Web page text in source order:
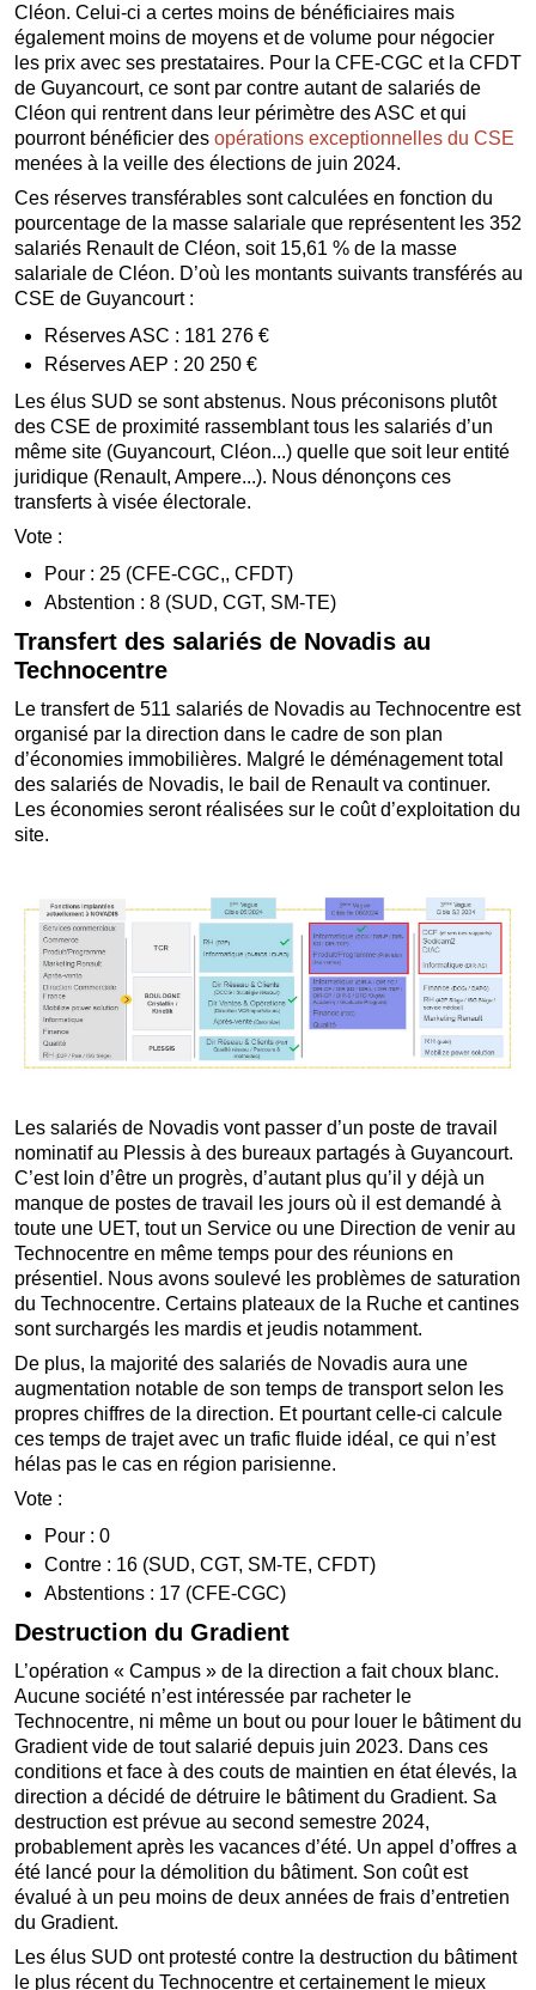
Cléon. Celui-ci a certes moins de bénéficiaires mais
également moins de moyens et de volume pour négocier
les prix avec ses prestataires. Pour la CFE-CGC et la CFDT
de Guyancourt, ce sont par contre autant de salariés de
Cléon qui rentrent dans leur périmètre des ASC et qui
pourront bénéficier des opérations exceptionnelles du CSE
menées à la veille des élections de juin 2024.
Ces réserves transférables sont calculées en fonction du
pourcentage de la masse salariale que représentent les 352
salariés Renault de Cléon, soit 15,61 % de la masse
salariale de Cléon. D’où les montants suivants transférés au
CSE de Guyancourt :
Réserves ASC : 181 276 €
Réserves AEP : 20 250 €
Les élus SUD se sont abstenus. Nous préconisons plutôt
des CSE de proximité rassemblant tous les salariés d’un
même site (Guyancourt, Cléon...) quelle que soit leur entité
juridique (Renault, Ampere...). Nous dénonçons ces
transferts à visée électorale.
Vote :
Pour : 25 (CFE-CGC,, CFDT)
Abstention : 8 (SUD, CGT, SM-TE)
Transfert des salariés de Novadis au
Technocentre
Le transfert de 511 salariés de Novadis au Technocentre est
organisé par la direction dans le cadre de son plan
d’économies immobilières. Malgré le déménagement total
des salariés de Novadis, le bail de Renault va continuer.
Les économies seront réalisées sur le coût d’exploitation du
site.
Les salariés de Novadis vont passer d’un poste de travail
nominatif au Plessis à des bureaux partagés à Guyancourt.
C’est loin d’être un progrès, d’autant plus qu’il y déjà un
manque de postes de travail les jours où il est demandé à
toute une UET, tout un Service ou une Direction de venir au
Technocentre en même temps pour des réunions en
présentiel. Nous avons soulevé les problèmes de saturation
du Technocentre. Certains plateaux de la Ruche et cantines
sont surchargés les mardis et jeudis notamment.
De plus, la majorité des salariés de Novadis aura une
augmentation notable de son temps de transport selon les
propres chiffres de la direction. Et pourtant celle-ci calcule
ces temps de trajet avec un trafic fluide idéal, ce qui n’est
hélas pas le cas en région parisienne.
Vote :
Pour : 0
Contre : 16 (SUD, CGT, SM-TE, CFDT)
Abstentions : 17 (CFE-CGC)
Destruction du Gradient
L’opération « Campus » de la direction a fait choux blanc.
Aucune société n’est intéressée par racheter le
Technocentre, ni même un bout ou pour louer le bâtiment du
Gradient vide de tout salarié depuis juin 2023. Dans ces
conditions et face à des couts de maintien en état élevés, la
direction a décidé de détruire le bâtiment du Gradient. Sa
destruction est prévue au second semestre 2024,
probablement après les vacances d’été. Un appel d’offres a
été lancé pour la démolition du bâtiment. Son coût est
évalué à un peu moins de deux années de frais d’entretien
du Gradient.
Les élus SUD ont protesté contre la destruction du bâtiment
le plus récent du Technocentre et certainement le mieux